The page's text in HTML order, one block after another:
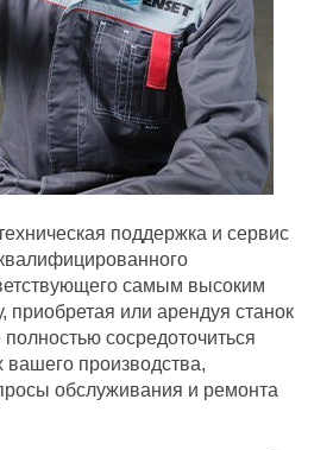
поддержка и сервис
самым высоким
приобретая или арендуя станок
сосредоточиться
вашего производства,
обслуживания и ремонта